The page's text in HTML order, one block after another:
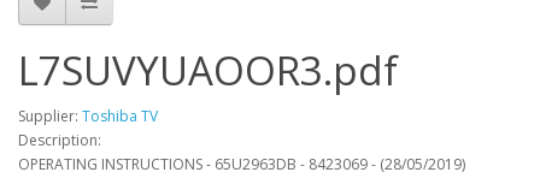
L7SUVYUAOOR3.pdf
Supplier: Toshiba TV
Description:
OPERATING INSTRUCTIONS - 65U2963DB - 8423069 - (28/05/2019)